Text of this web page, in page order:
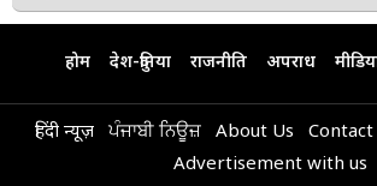
होम देश-दुनिया राजनीति अपराध
हिंदी न्यूज़ ਪੰਜਾਬੀ ਨਿਊਜ਼ About Us Contact
Advertisement with us